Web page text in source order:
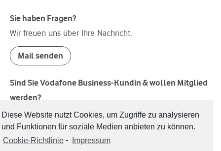
Diese Website nutzt Cookies, um Zugriffe zu analysieren
und Funktionen für soziale Medien anbieten zu können.
Cookie-Richtlinie - Impressum
Sie haben Fragen?
Wir freuen uns über Ihre Nachricht.
Mail senden
Sind Sie Vodafone Business-Kundin & wollen Mitglied
werden?
Welcome!